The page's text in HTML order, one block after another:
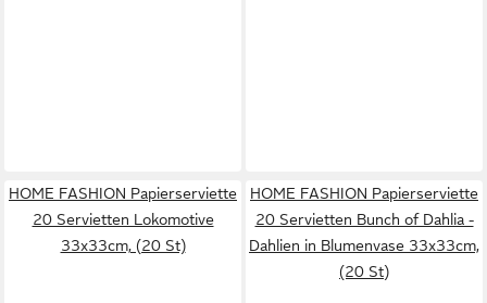
HOME FASHION Papierserviette
20 Servietten Lokomotive
33x33cm, (20 St)
HOME FASHION Papierserviette
20 Servietten Bunch of Dahlia -
Dahlien in Blumenvase 33x33cm,
(20 St)